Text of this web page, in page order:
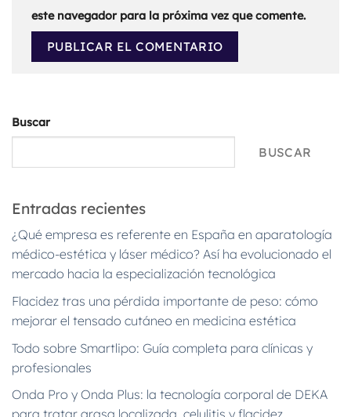
este navegador para la próxima vez que comente.
Buscar
BUSCAR
Entradas recientes
¿Qué empresa es referente en España en aparatología
médico-estética y láser médico? Así ha evolucionado el
mercado hacia la especialización tecnológica
Flacidez tras una pérdida importante de peso: cómo
mejorar el tensado cutáneo en medicina estética
Todo sobre Smartlipo: Guía completa para clínicas y
profesionales
Onda Pro y Onda Plus: la tecnología corporal de DEKA